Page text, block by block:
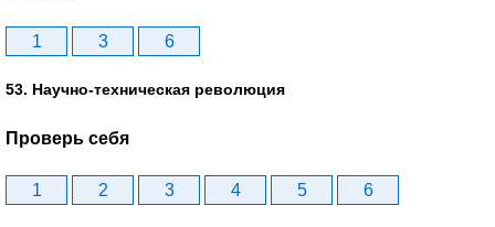
1 3 6
53. Научно-техническая революция
Проверь себя
1 2 3 4 5 6